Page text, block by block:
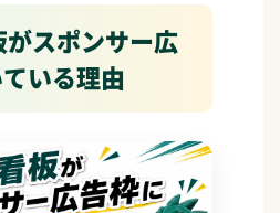
スポンサー広
いる理由